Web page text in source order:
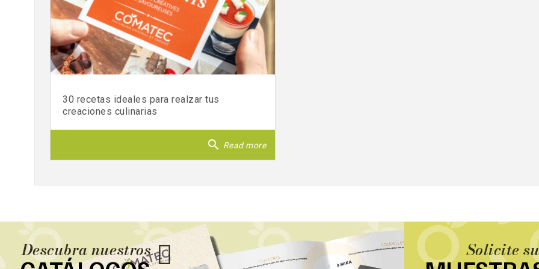
30 recetas ideales para realzar tus
creaciones culinarias
search Read more
Descubra nuestros Solicite